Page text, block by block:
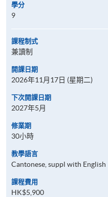
學分
9
課程制式
兼讀制
開課日期
2026年11月17日 (星期二)
下次開課日期
2027年5月
修業期
30小時
教學語言
Cantonese, suppl with English
課程費用
HK$5,900